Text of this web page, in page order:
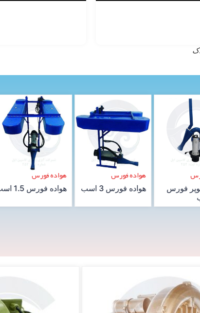
1.5 اسب
هواده ایرجت
هواده ایرجت سه‌ فاز
هواده ایرجت
هواده ایرجت تک‌ فاز